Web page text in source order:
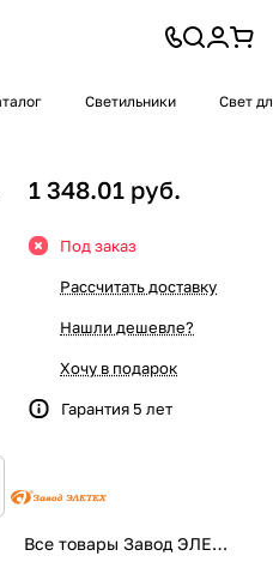
Светильники Свет
1 348.01 руб.
Под заказ
Рассчитать доставку
Нашли дешевле?
Хочу в подарок
Гарантия 5 лет
Все товары Завод ЭЛЕТЕХ